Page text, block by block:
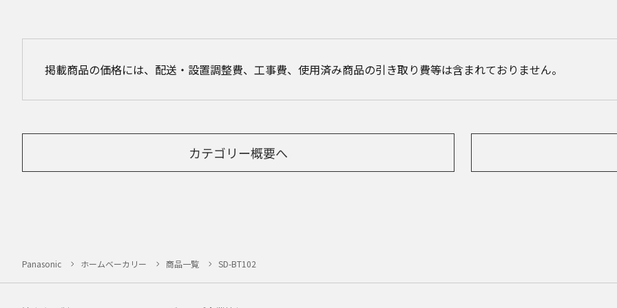
掲載商品の価格には、配送・設置調整費、工事費、使用済み商品の引き取り費等は含まれておりません。
カテゴリー概要へ
Panasonic ホームベーカリー 商品一覧 SD-BT102